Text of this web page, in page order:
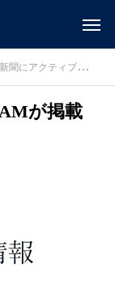
クティブロボSAMが掲載されました！
が掲載